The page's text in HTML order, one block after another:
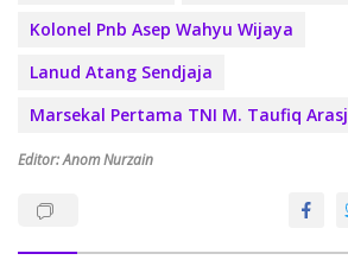
Kolonel Pnb Asep Wahyu Wijaya
Lanud Atang Sendjaja
Marsekal Pertama TNI M. Taufiq Arasj
Editor: Anom Nurzain